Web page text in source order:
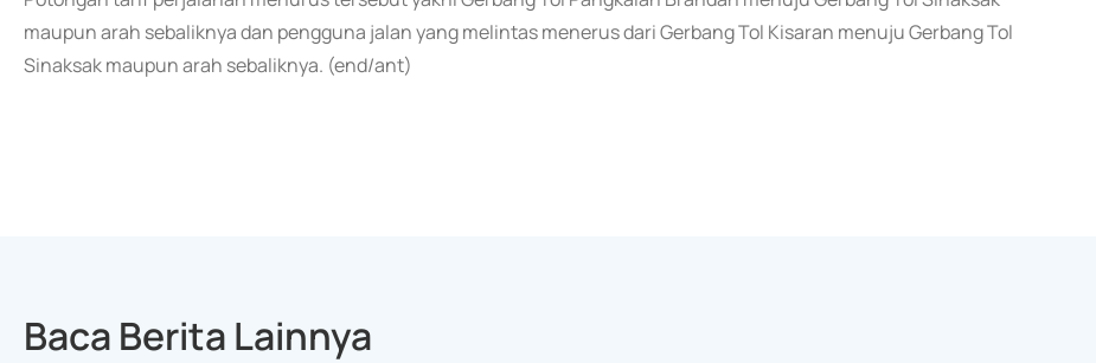
maupun arah sebaliknya dan pengguna jalan yang melintas menerus dari Gerbang Tol Kisaran menuju Gerbang Tol
Sinaksak maupun arah sebaliknya. (end/ant)
Baca Berita Lainnya